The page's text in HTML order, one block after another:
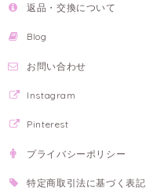
返品・交換について
Blog
お問い合わせ
Instagram
Pinterest
プライバシーポリシー
特定商取引法に基づく表記